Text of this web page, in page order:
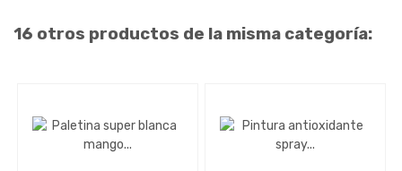
16 otros productos de la misma categoría: